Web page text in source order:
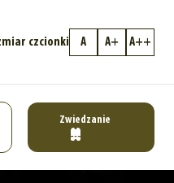
czcionki A A+ A++
Zwiedzanie